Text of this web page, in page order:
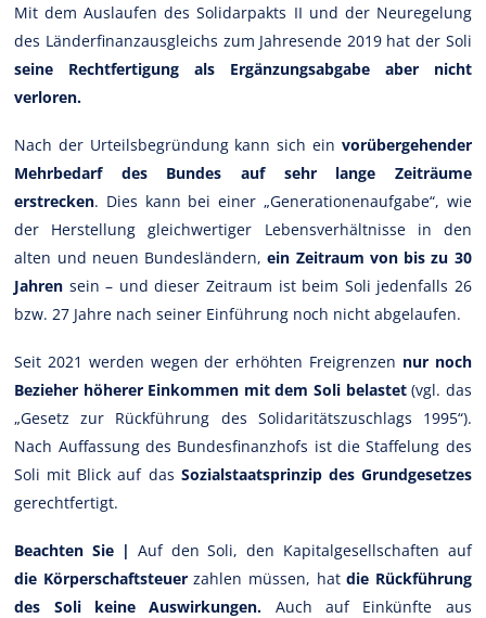
Mit dem Auslaufen des Solidarpakts II und der Neuregelung
des Länderfinanzausgleichs zum Jahresende 2019 hat der Soli
seine Rechtfertigung als Ergänzungsabgabe aber nicht
verloren.
Nach der Urteilsbegründung kann sich ein vorübergehender
Mehrbedarf des Bundes auf sehr lange Zeiträume
erstrecken. Dies kann bei einer „Generationenaufgabe“, wie
der Herstellung gleichwertiger Lebensverhältnisse in den
alten und neuen Bundesländern,ein Zeitraum von bis zu 30
Jahren sein – und dieser Zeitraum ist beim Soli jedenfalls 26
bzw. 27 Jahre nach seiner Einführung noch nicht abgelaufen.
Seit 2021 werden wegen der erhöhten Freigrenzen nur noch
Bezieher höherer Einkommen mit dem Soli belastet(vgl. das
„Gesetz zur Rückführung des Solidaritätszuschlags 1995“).
Nach Auffassung des Bundesfinanzhofs ist die Staffelung des
Soli mit Blick auf das Sozialstaatsprinzip des Grundgesetzes
gerechtfertigt.
Beachten Sie |Auf den Soli, den Kapitalgesellschaften auf
die Körperschaftsteuerzahlen müssen, hatdie Rückführung
des Soli keine Auswirkungen. Auch auf Einkünfte aus